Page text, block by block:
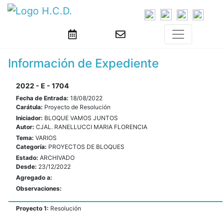
Información de Expediente
2022 - E - 1704
Fecha de Entrada: 18/08/2022
Carátula: Proyecto de Resolución
Iniciador: BLOQUE VAMOS JUNTOS
Autor: CJAL. RANELLUCCI MARIA FLORENCIA
Tema: VARIOS
Categoría: PROYECTOS DE BLOQUES
Estado: ARCHIVADO
Desde: 23/12/2022
Agregado a:
Observaciones:
Proyecto 1: Resolución